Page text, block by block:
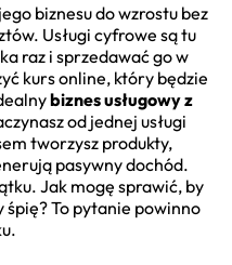
biznesu do wzrostu bez
Usługi cyfrowe są tu
raz i sprzedawać go w
kurs online, który będzie
biznes usługowy z
od jednej usługi
tworzysz produkty,
pasywny dochód.
Jak mogę sprawić, by
śpię? To pytanie powinno